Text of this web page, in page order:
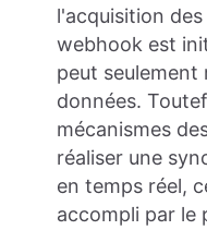
l'acquisition
webhook est
peut
données.
mécanismes
réaliser une
en temps réel,
accompli par le